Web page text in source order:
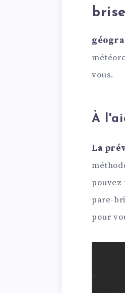
vous.
À
La
pouvez
pare-
pour